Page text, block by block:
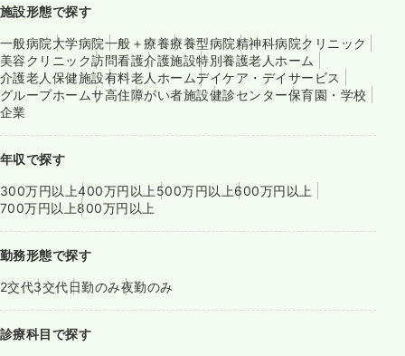
施設形態で探す
一般病院大学病院一般＋療養療養型病院精神科病院クリニック
美容クリニック訪問看護介護施設特別養護老人ホーム
介護老人保健施設有料老人ホームデイケア・デイサービス
グループホームサ高住障がい者施設健診センター保育園・学校
企業
年収で探す
300万円以上400万円以上 500万円以上600万円以上
700万円以上800万円以上
勤務形態で探す
2交代3交代日勤のみ夜勤のみ
診療科目で探す